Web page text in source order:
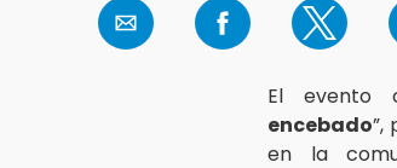
El evento
encebado”,
en la